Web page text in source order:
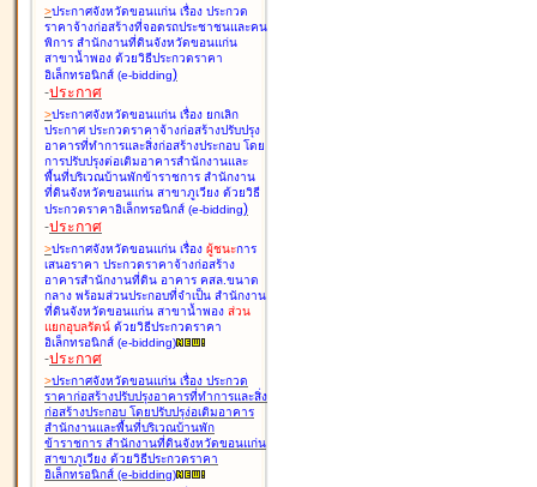
>ประกาศจังหวัดขอนแก่น เรื่อง ประกวด
ราคาจ้างก่อสร้างที่จอดรถประชาชนและคน
พิการ สำนักงานที่ดินจังหวัดขอนแก่น
สาขาน้ำพอง ด้วยวิธีประกวดราคา
อิเล็กทรอนิกส์ (e-bidding)
-ประกาศ
>ประกาศจังหวัดขอนแก่น เรื่อง ยกเลิก
ประกาศ ประกวดราคาจ้างก่อสร้างปรับปรุง
อาคารที่ทำการและสิ่งก่อสร้างประกอบ โดย
การปรับปรุงต่อเติมอาคารสำนักงานและ
พื้นที่บริเวณบ้านพักข้าราชการ สำนักงาน
ที่ดินจังหวัดขอนแก่น สาขาภูเวียง ด้วยวิธี
ประกวดราคาอิเล็กทรอนิกส์ (e-bidding)
-ประกาศ
>ประกาศจังหวัดขอนแก่น เรื่อง ผู้ชนะการ
เสนอราคา ประกวดราคาจ้างก่อสร้าง
อาคารสำนักงานที่ดิน อาคาร คสล.ขนาด
กลาง พร้อมส่วนประกอบที่จำเป็น สำนักงาน
ที่ดินจังหวัดขอนแก่น สาขาน้ำพอง ส่วน
แยกอุบลรัตน์ ด้วยวิธีประกวดราคา
อิเล็กทรอนิกส์ (e-bidding)
-ประกาศ
>ประกาศจังหวัดขอนแก่น เรื่อง ประกวด
ราคาก่อสร้างปรับปรุงอาคารที่ทำการและสิ่ง
ก่อสร้างประกอบ โดยปรับปรุง่อเติมอาคาร
สำนักงานและพื้นที่บริเวณบ้านพัก
ข้าราชการ สำนักงานที่ดินจังหวัดขอนแก่น
สาขาภูเวียง ด้วยวิธีประกวดราคา
อิเล็กทรอนิกส์ (e-bidding)